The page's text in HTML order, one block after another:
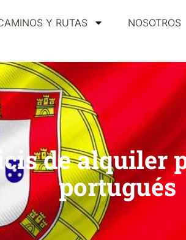
Y RUTAS NOSOTROS
de alquiler
portugués